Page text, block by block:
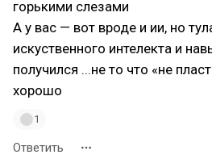
горькими слезами
А у вас — вот вроде и ии, но
искуственного интелекта и
получился ...не то что «не
хорошо
1
Ответить